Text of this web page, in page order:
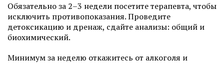
Обязательно за 2–3 недели посетите терапевта, чтобы
исключить противопоказания. Проведите
детоксикацию и дренаж, сдайте анализы: общий и
биохимический.
Минимум за неделю откажитесь от алкоголя и